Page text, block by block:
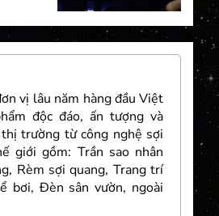
vị lâu năm hàng đầu Việt
độc đáo, ấn tượng và
trường từ công nghệ sợi
giới gồm: Trần sao nhân
Rèm sợi quang, Trang trí
bơi, Đèn sân vườn, ngoài